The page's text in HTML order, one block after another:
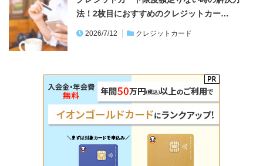
法！2枚目におすすめのクレジットカー…
2026/7/12 クレジットカード